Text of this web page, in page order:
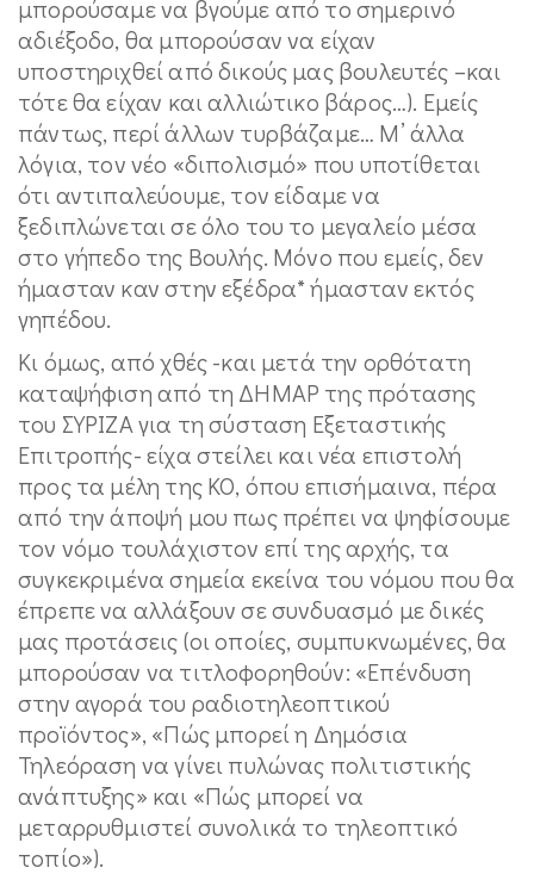
μπορούσαμε να βγούμε από το σημερινό
αδιέξοδο, θα μπορούσαν να είχαν
υποστηριχθεί από δικούς μας βουλευτές –και
τότε θα είχαν και αλλιώτικο βάρος…). Εμείς
πάντως, περί άλλων τυρβάζαμε… Μ’ άλλα
λόγια, τον νέο «διπολισμό» που υποτίθεται
ότι αντιπαλεύουμε, τον είδαμε να
ξεδιπλώνεται σε όλο του το μεγαλείο μέσα
στο γήπεδο της Βουλής. Μόνο που εμείς, δεν
ήμασταν καν στην εξέδρα* ήμασταν εκτός
γηπέδου.
Κι όμως, από χθές -και μετά την ορθότατη
καταψήφιση από τη ΔΗΜΑΡ της πρότασης
του ΣΥΡΙΖΑ για τη σύσταση Εξεταστικής
Επιτροπής- είχα στείλει και νέα επιστολή
προς τα μέλη της ΚΟ, όπου επισήμαινα, πέρα
από την άποψή μου πως πρέπει να ψηφίσουμε
τον νόμο τουλάχιστον επί της αρχής, τα
συγκεκριμένα σημεία εκείνα του νόμου που θα
έπρεπε να αλλάξουν σε συνδυασμό με δικές
μας προτάσεις (οι οποίες, συμπυκνωμένες, θα
μπορούσαν να τιτλοφορηθούν: «Επένδυση
στην αγορά του ραδιοτηλεοπτικού
προϊόντος», «Πώς μπορεί η Δημόσια
Τηλεόραση να γίνει πυλώνας πολιτιστικής
ανάπτυξης» και «Πώς μπορεί να
μεταρρυθμιστεί συνολικά το τηλεοπτικό
τοπίο»).